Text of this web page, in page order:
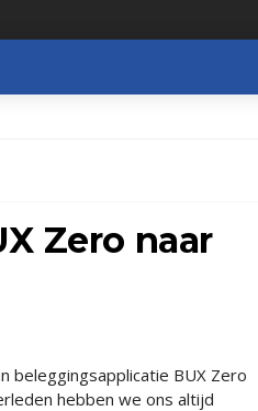
Zero naar
beleggingsapplicatie BUX Zero
hebben we ons altijd